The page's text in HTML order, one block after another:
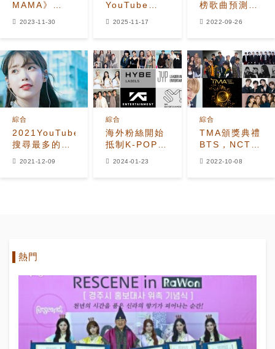
MAMA》
NewJeans
包攬大賞
2023-11-30
YouTube
Top 50榜單
2025-11-17
榜歌曲預測，
2022-09-26
2021YouTube
搜尋最多的K-
綜合
2021-12-09
海外粉絲開始
抵制K-POP四
綜合
2024-01-23
TMA頒獎典禮
BTS，NCT
綜合
2022-10-08
熱門